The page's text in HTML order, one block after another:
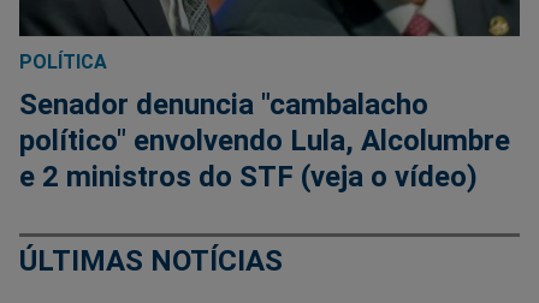
POLÍTICA
Senador denuncia "cambalacho
político" envolvendo Lula, Alcolumbre
e 2 ministros do STF (veja o vídeo)
ÚLTIMAS NOTÍCIAS